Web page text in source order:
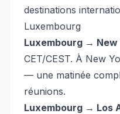
destinations
Luxembourg
Luxembourg → New
CET/CEST. À New
— une matinée
réunions.
Luxembourg → Los